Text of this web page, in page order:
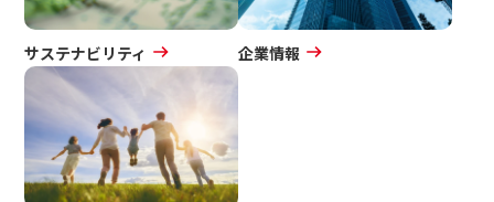
サステナビリティ 企業情報